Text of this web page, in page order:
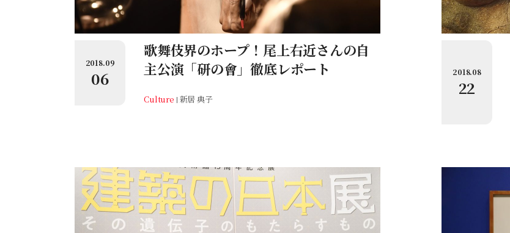
2018.09
06
歌舞伎界のホープ！尾上右近さんの自
主公演「研の會」徹底レポート
Culture 新居 典子
2018.08
22